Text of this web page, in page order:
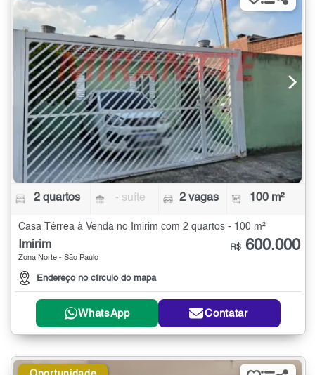
2 quartos - suíte 2 vagas 100 m²
Casa Térrea à Venda no Imirim com 2 quartos - 100 m²
Imirim
Zona Norte - São Paulo
Endereço no círculo do mapa
R$ 600.000
WhatsApp Contatar